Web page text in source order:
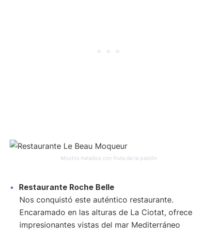
Mochis helados con fruta de la pasión
Restaurante Roche Belle
Nos conquistó este auténtico restaurante.
Encaramado en las alturas de La Ciotat, ofrece
impresionantes vistas del mar Mediterráneo